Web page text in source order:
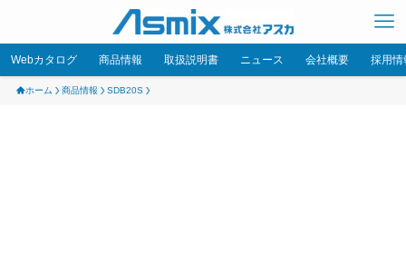
Webカタログ 商品情報 取扱説明書 ニュース 会社概要 採用情
ホーム 商品情報 SDB20S